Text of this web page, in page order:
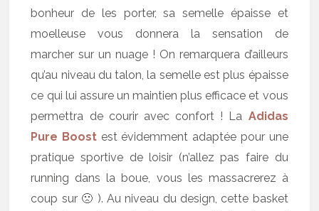
bonheur de les porter, sa semelle épaisse et
moelleuse vous donnera la sensation de
marcher sur un nuage ! On remarquera d’ailleurs
qu’au niveau du talon, la semelle est plus épaisse
ce qui lui assure un maintien plus efficace et vous
permettra de courir avec confort ! La Adidas
Pure Boost est évidemment adaptée pour une
pratique sportive de loisir (n’allez pas faire du
running dans la boue, vous les massacrerez à
coup sur 🙁 ). Au niveau du design, cette basket